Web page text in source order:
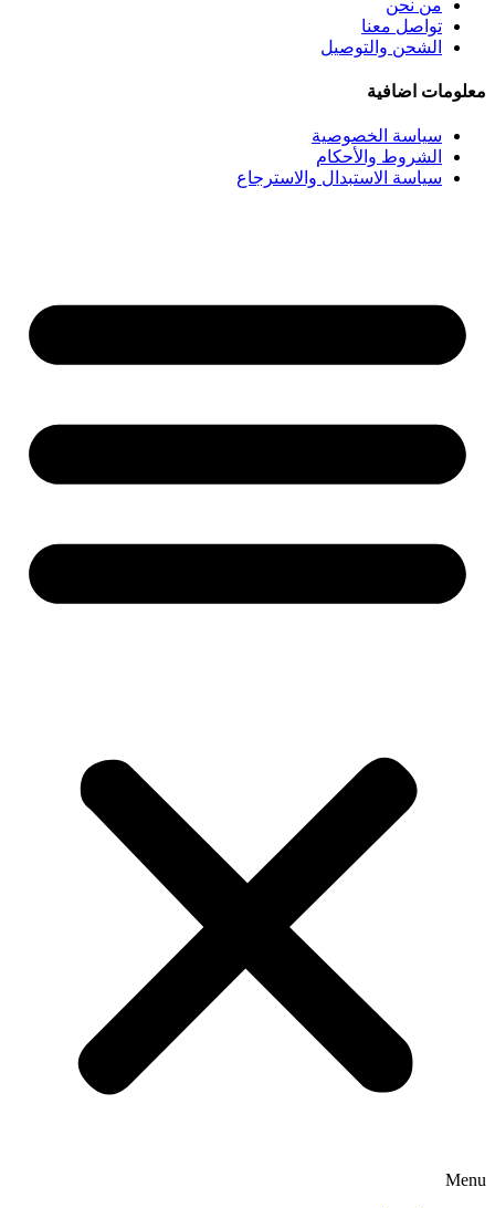
من نحن
تواصل معنا
الشحن والتوصيل
معلومات اضافية
سياسة الخصوصية
الشروط والأحكام
سياسة الاستبدال والاسترجاع
Menu